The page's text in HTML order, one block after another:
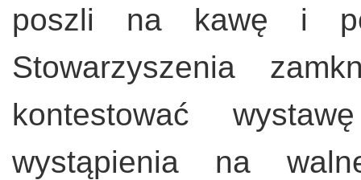
poszli na kawę i
Stowarzyszenia
kontestować
wystąpienia na